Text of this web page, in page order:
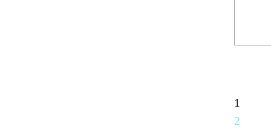
1
2